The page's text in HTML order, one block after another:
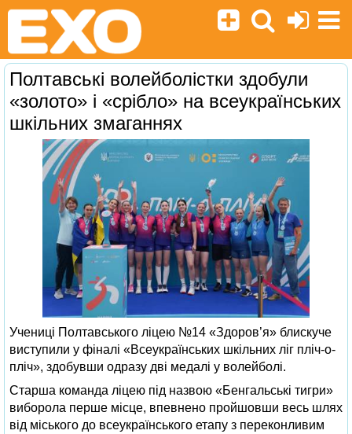
Полтавські волейболістки здобули
«золото» і «срібло» на всеукраїнських
шкільних змаганнях
Учениці Полтавського ліцею №14 «Здоров’я» блискуче
виступили у фіналі «Всеукраїнських шкільних ліг пліч-о-
пліч», здобувши одразу дві медалі у волейболі.
Старша команда ліцею під назвою «Бенгальські тигри»
виборола перше місце, впевнено пройшовши весь шлях
від міського до всеукраїнського етапу з переконливим